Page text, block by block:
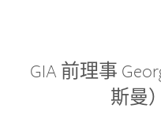
GIA 前理事
斯曼